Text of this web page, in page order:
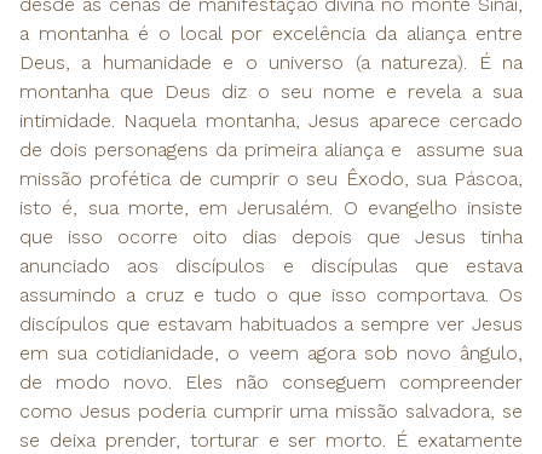
a montanha é o local por excelência da aliança entre
Deus, a humanidade e o universo (a natureza). É na
montanha que Deus diz o seu nome e revela a sua
intimidade. Naquela montanha, Jesus aparece cercado
de dois personagens da primeira aliança e assume sua
missão profética de cumprir o seu Êxodo, sua Páscoa,
isto é, sua morte, em Jerusalém. O evangelho insiste
que isso ocorre oito dias depois que Jesus tinha
anunciado aos discípulos e discípulas que estava
assumindo a cruz e tudo o que isso comportava. Os
discípulos que estavam habituados a sempre ver Jesus
em sua cotidianidade, o veem agora sob novo ângulo,
de modo novo. Eles não conseguem compreender
como Jesus poderia cumprir uma missão salvadora, se
se deixa prender, torturar e ser morto. É exatamente